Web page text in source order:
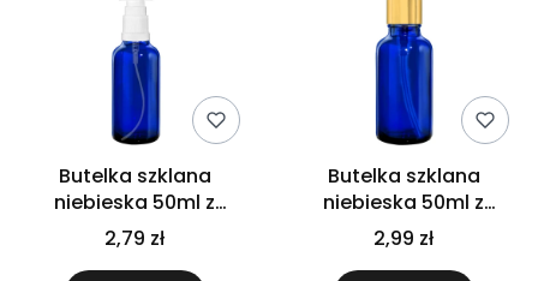
Butelka szklana
niebieska 50ml z
atomizerem do nosa
2,79 zł
Butelka szklana
niebieska 50ml z
atomizerem złotym
2,99 zł